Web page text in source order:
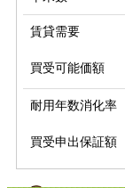
賃貸需要
買受可能価額
耐用年数消化率
買受申出保証額